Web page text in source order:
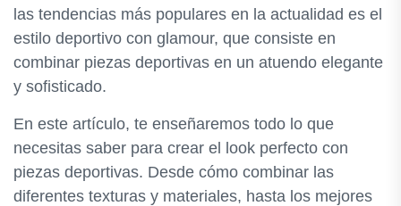
las tendencias más populares en la actualidad es el
estilo deportivo con glamour, que consiste en
combinar piezas deportivas en un atuendo elegante
y sofisticado.
En este artículo, te enseñaremos todo lo que
necesitas saber para crear el look perfecto con
piezas deportivas. Desde cómo combinar las
diferentes texturas y materiales, hasta los mejores